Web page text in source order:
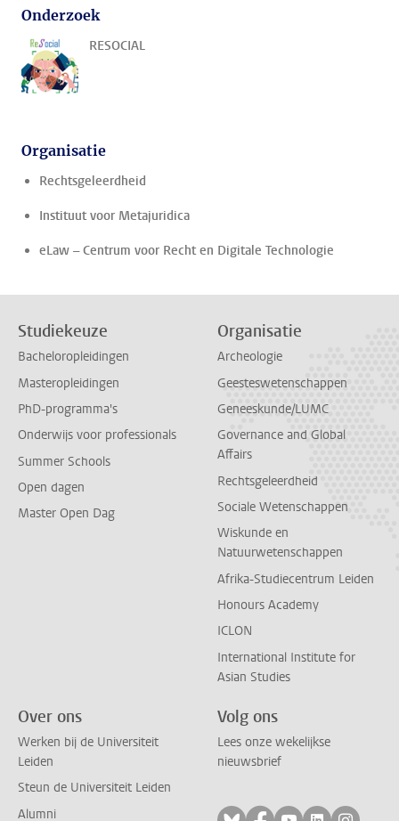
Onderzoek
RESOCIAL
Organisatie
Rechtsgeleerdheid
Instituut voor Metajuridica
eLaw – Centrum voor Recht en Digitale Technologie
Studiekeuze
Bacheloropleidingen
Masteropleidingen
PhD-programma's
Onderwijs voor professionals
Summer Schools
Open dagen
Master Open Dag
Organisatie
Archeologie
Geesteswetenschappen
Geneeskunde/LUMC
Governance and Global
Affairs
Rechtsgeleerdheid
Sociale Wetenschappen
Wiskunde en
Natuurwetenschappen
Afrika-Studiecentrum Leiden
Honours Academy
ICLON
International Institute for
Asian Studies
Over ons
Werken bij de Universiteit
Leiden
Steun de Universiteit Leiden
Alumni
Volg ons
Lees onze wekelijkse
nieuwsbrief